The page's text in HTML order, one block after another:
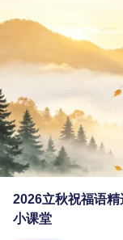
2026立秋祝福语
小课堂